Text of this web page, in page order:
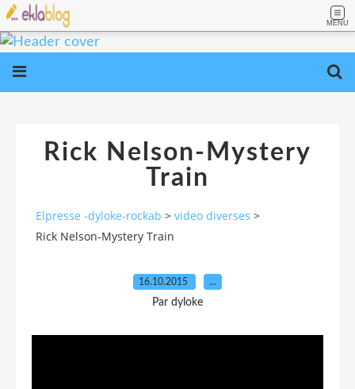
MENU
Rick Nelson-Mystery
Train
Elpresse -dyloke-rockab > video diverses >
Rick Nelson-Mystery Train
16.10.2015 …
Par dyloke